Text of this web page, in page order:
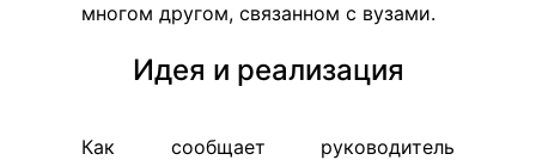
многом другом, связанном с вузами.
Идея и реализация
Как сообщает руководитель